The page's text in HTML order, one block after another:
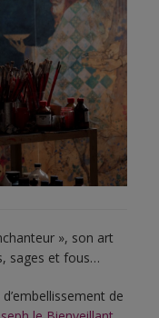
», son art
sages et fous…
de